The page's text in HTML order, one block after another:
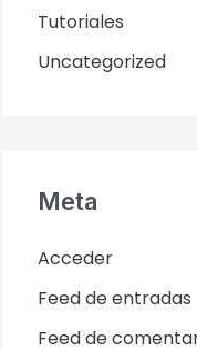
Tutoriales
Uncategorized
Meta
Acceder
Feed de entradas
Feed de